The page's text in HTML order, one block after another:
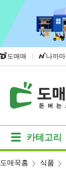
도매매 | 나까마
카테고리
도매꾹홈 식품